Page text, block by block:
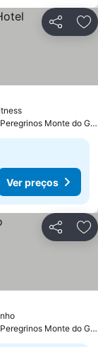
Partilhar
a 1.2 km de Albergue de Peregrinos Monte do Gozo
Ver preços
Partilhar
a 1.2 km de Albergue de Peregrinos Monte do Gozo